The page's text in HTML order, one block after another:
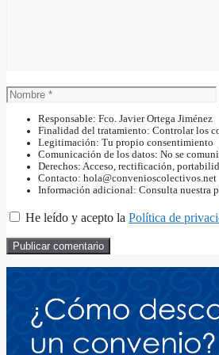
Nombre
Responsable: Fco. Javier Ortega Jiménez
Finalidad del tratamiento: Controlar los
Legitimación: Tu propio consentimiento
Comunicación de los datos: No se
Derechos: Acceso, rectificación,
Contacto: hola@convenioscolectivos.net
Información adicional: Consulta nuestra
He leído y acepto la Política de